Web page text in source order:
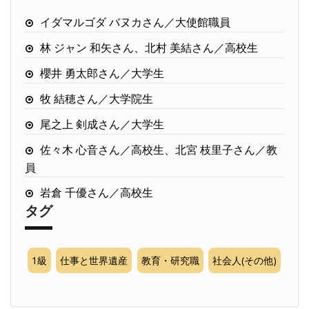
イダマルゴダ バヌカさん／大使館職員
林 ジャン 和矢さん、北村 美結さん／高校生
櫻井 勇太郎さん／大学生
牧 結穂さん／大学院生
尾之上 剣成さん／大学生
佐々木 心音さん／高校生、北宮 枝里子さん／教
員
岩倉 千優さん／高校生
タグ
1級 仕事と世界遺産 教育・研究職 社会人(その他)